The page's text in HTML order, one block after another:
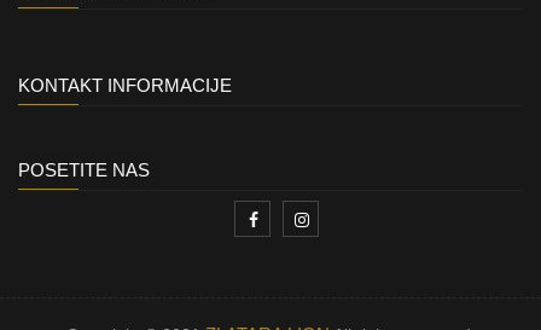
KONTAKT INFORMACIJE
POSETITE NAS